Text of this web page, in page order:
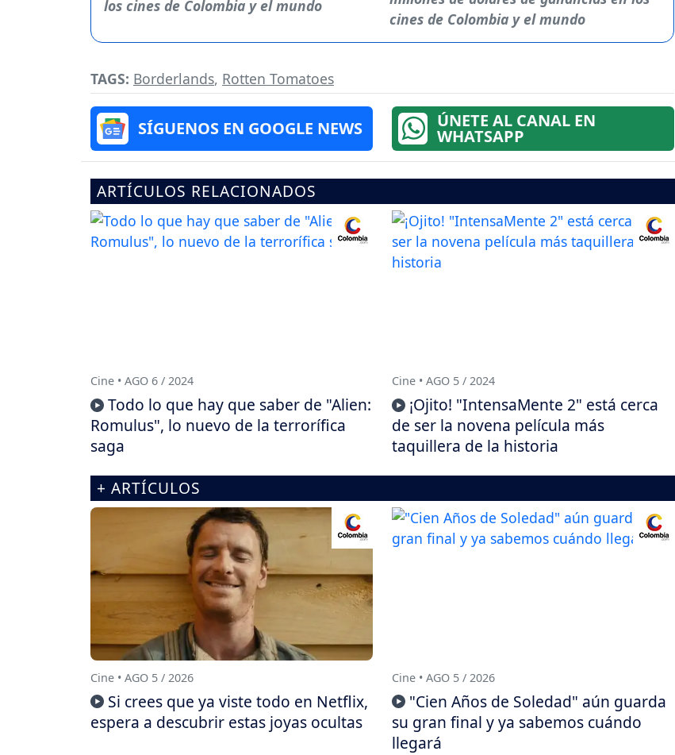
cines de Colombia y el mundo
TAGS: Borderlands, Rotten Tomatoes
SÍGUENOS EN GOOGLE NEWS ÚNETE AL CANAL EN
WHATSAPP
ARTÍCULOS RELACIONADOS
Cine • AGO 6 / 2024
Todo lo que hay que saber de "Alien:
Romulus", lo nuevo de la terrorífica
saga
Cine • AGO 5 / 2024
¡Ojito! "IntensaMente 2" está cerca
de ser la novena película más
taquillera de la historia
+ ARTÍCULOS
Cine • AGO 5 / 2026
Si crees que ya viste todo en Netflix,
espera a descubrir estas joyas ocultas
Cine • AGO 5 / 2026
"Cien Años de Soledad" aún guarda
su gran final y ya sabemos cuándo
llegará